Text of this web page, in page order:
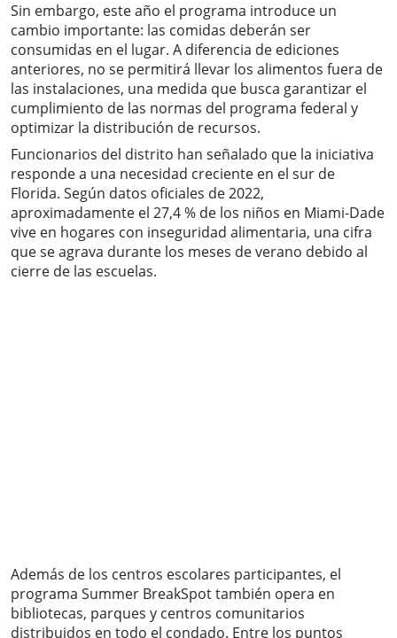
Sin embargo, este año el programa introduce un
cambio importante: las comidas deberán ser
consumidas en el lugar. A diferencia de ediciones
anteriores, no se permitirá llevar los alimentos fuera de
las instalaciones, una medida que busca garantizar el
cumplimiento de las normas del programa federal y
optimizar la distribución de recursos.
Funcionarios del distrito han señalado que la iniciativa
responde a una necesidad creciente en el sur de
Florida. Según datos oficiales de 2022,
aproximadamente el 27,4 % de los niños en Miami-Dade
vive en hogares con inseguridad alimentaria, una cifra
que se agrava durante los meses de verano debido al
cierre de las escuelas.
Además de los centros escolares participantes, el
programa Summer BreakSpot también opera en
bibliotecas, parques y centros comunitarios
distribuidos en todo el condado. Entre los puntos